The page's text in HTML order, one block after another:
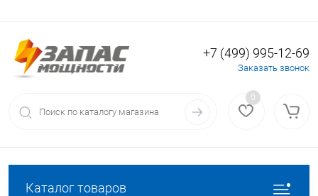
Вход Регистрация
+7 (499) 995-12-69
Заказать звонок
0
Каталог товаров